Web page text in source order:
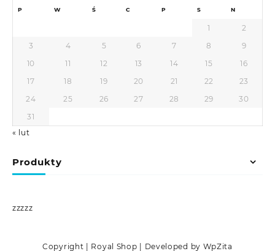
P W Ś C P S N
1
2
3
4 5 6 7 8
9
10
11 12 13 14 15
16
17
18 19 20 21 22
23
24
25 26 27 28 29
30
31
« lut
Produkty
zzzzz
Copyright | Royal Shop | Developed by WpZita